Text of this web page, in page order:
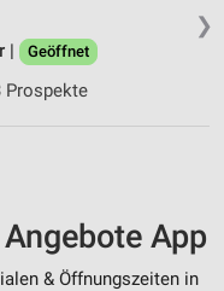
❯
|
Geöffnet
Prospekte
App
& Öffnungszeiten in